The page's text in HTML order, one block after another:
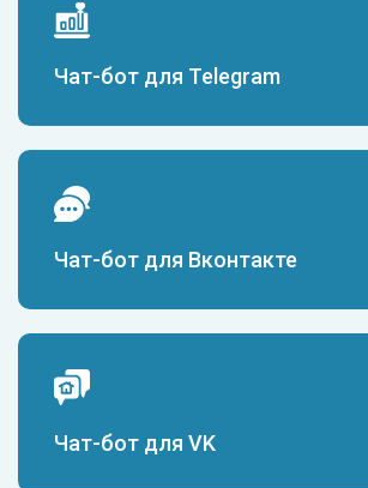
Чат-бот для Telegram
Чат-бот для Вконтакте
Чат-бот для VK